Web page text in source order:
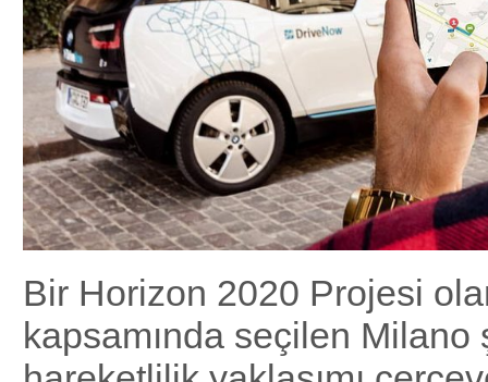
Bir Horizon 2020 Projesi
kapsamında seçilen Milano